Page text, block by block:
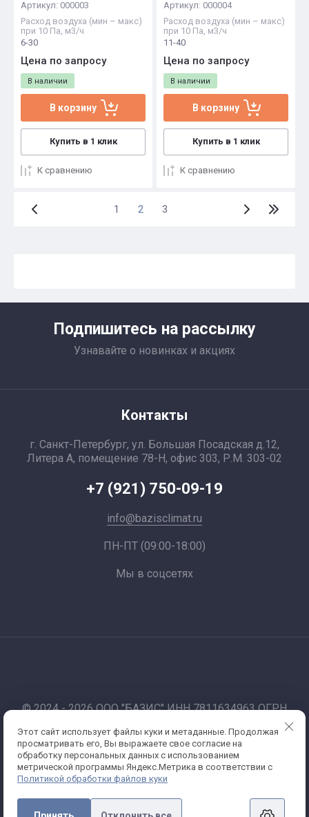
Артикул: 000003
Расход воздуха (мин – макс)
при 10 Па, м3/ч
6-30
В наличии
Цена по запросу
В корзину
Купить в 1 клик
К сравнению
Артикул: 000004
Расход воздуха (мин – макс)
при 10 Па, м3/ч
11-40
В наличии
Цена по запросу
В корзину
Купить в 1 клик
К сравнению
1 2 3
Подпишитесь на рассылку
Узнавайте о новинках и акциях
Контакты
г. Санкт-Петербург, ул. Большая Посадская д.12,
Литера А, помещение 78-Н, офис 303, Р.М. 303-02
+7 (921) 750-09-19
info@bazisclimat.ru
ПН-ПТ (09:00-18:00)
Мы в соцсетях
© 2024 - 2026 ООО "БАЗИС" ИНН 7811634963 ОГРН
Работаем по 44-фз и 223-фз. Санкт-Петербург
Политика конфиденциальности
Этот сайт использует файлы куки и метаданные. Продолжая
просматривать его, Вы выражаете свое согласие на
обработку персональных данных с использованием
метрической программы Яндекс.Метрика в соответствии с
Политикой обработки файлов куки